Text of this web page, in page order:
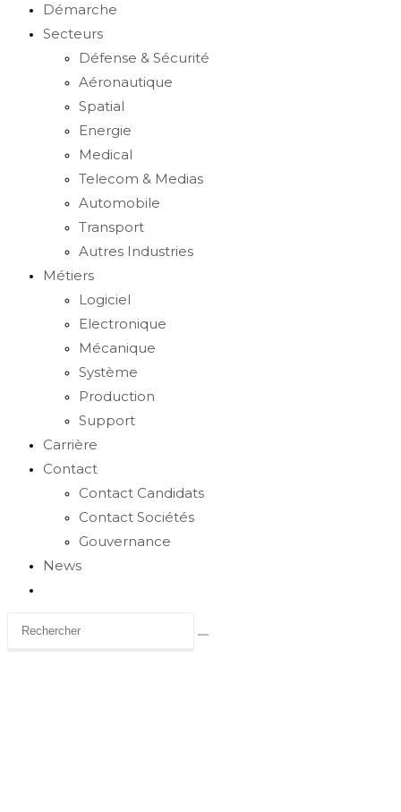
Démarche
Secteurs
Défense & Sécurité
Aéronautique
Spatial
Energie
Medical
Telecom & Medias
Automobile
Transport
Autres Industries
Métiers
Logiciel
Electronique
Mécanique
Système
Production
Support
Carrière
Contact
Contact Candidats
Contact Sociétés
Gouvernance
News
search